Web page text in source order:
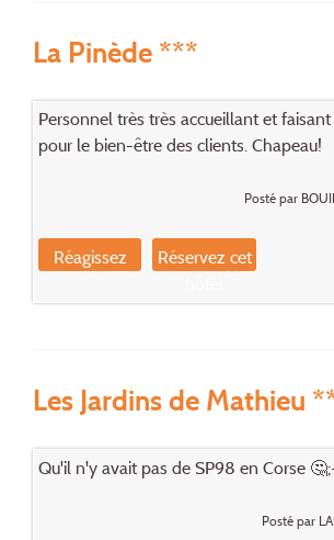
La Pinède ***
Personnel très très accueillant et
pour le bien-être des clients. Chapeau!
Posté par
Réagissez
Réservez cet
Les Jardins de Mathieu
Qu'il n'y avait pas de SP98 en Corse 🤔;-
Posté par